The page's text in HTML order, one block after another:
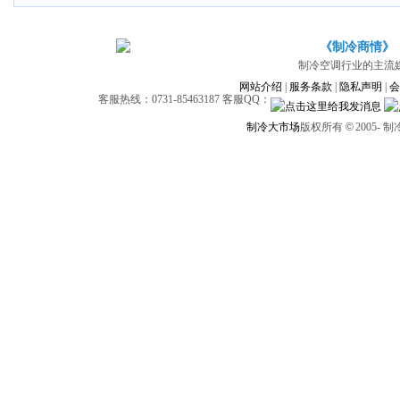
《制冷商情》
制冷空调行业的主流
网站介绍
服务条款 隐私声明
客服热线：0731-85463187 客服QQ：
制冷大市场版权所有 ©2005-制